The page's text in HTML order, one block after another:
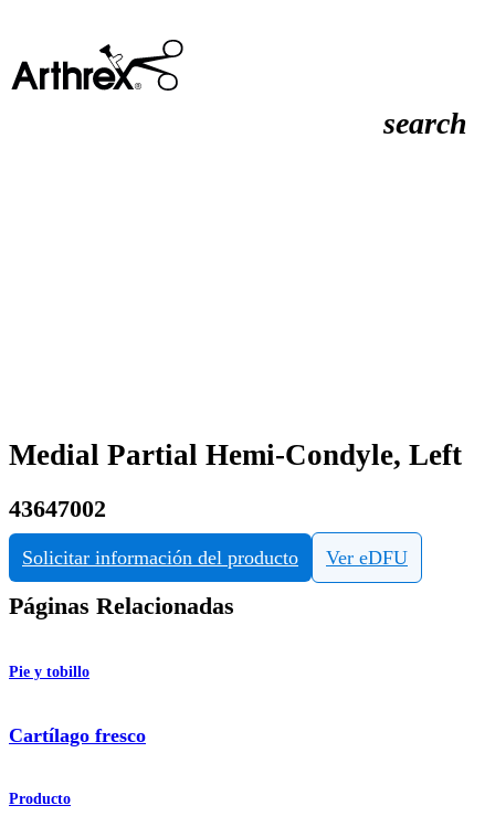
search
Medial Partial Hemi-Condyle, Left
43647002
Solicitar información del producto Ver eDFU
Páginas Relacionadas
Pie y tobillo
Cartílago fresco
Producto